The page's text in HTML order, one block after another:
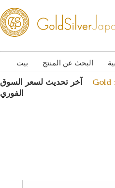
بيت البحث عن المنتج
آخر تحديث لسعر السوق
الفوري
Gold